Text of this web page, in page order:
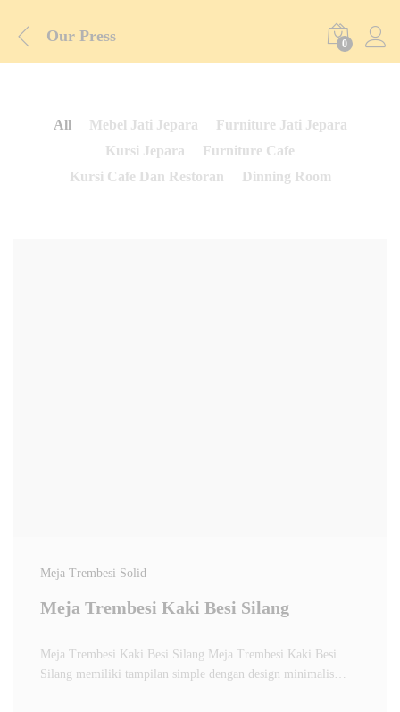
Our Press 0
All Mebel Jati Jepara
Furniture Jati Jepara
Kursi Jepara
Furniture Cafe
Kursi Cafe Dan Restoran
Dinning Room
Meja Trembesi Solid
Meja Trembesi Kaki Besi Silang
Meja Trembesi Kaki Besi Silang Meja Trembesi Kaki Besi
Silang memiliki tampilan simple dengan design minimalis…